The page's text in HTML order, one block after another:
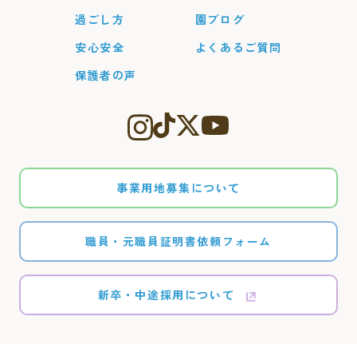
過ごし方
安心安全
保護者の声
園ブログ
よくあるご質問
事業用地募集について
職員・元職員証明書依頼フォーム
新卒・中途採用について